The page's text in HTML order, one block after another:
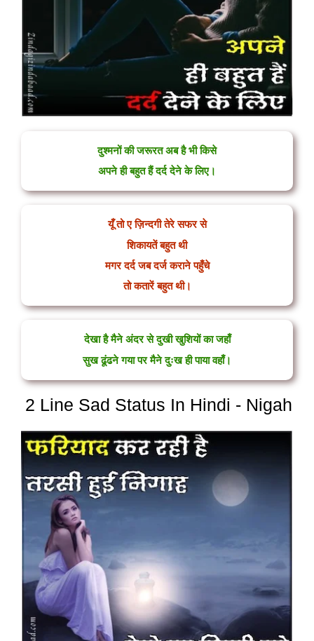
दुश्मनों की जरूरत अब है भी किसे
अपने ही बहुत हैं दर्द देने के लिए।
यूँ तो ए ज़िन्दगी तेरे सफर से
शिकायतें बहुत थी
मगर दर्द जब दर्ज कराने पहुँचे
तो कतारें बहुत थी।
देखा है मैने अंदर से दुखी खुशियों का जहाँ
सुख ढूंढने गया पर मैने दुःख ही पाया वहाँ।
2 Line Sad Status In Hindi - Nigah